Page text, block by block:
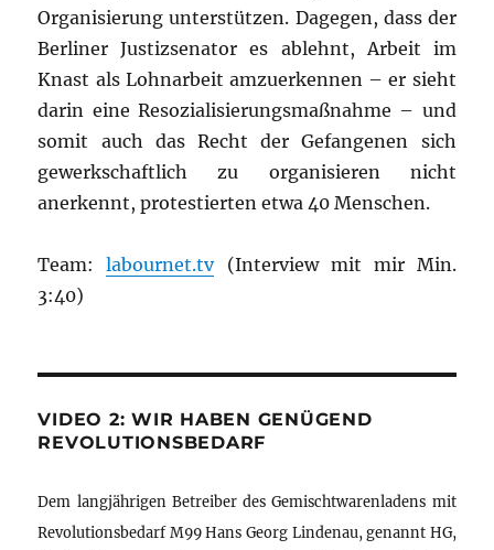
Organisierung unterstützen. Dagegen, dass der
Berliner Justizsenator es ablehnt, Arbeit im
Knast als Lohnarbeit amzuerkennen – er sieht
darin eine Resozialisierungsmaßnahme – und
somit auch das Recht der Gefangenen sich
gewerkschaftlich zu organisieren nicht
anerkennt, protestierten etwa 40 Menschen.
Team:labournet.tv(Interview mit mir Min.
3:40)
VIDEO 2: WIR HABEN GENÜGEND
REVOLUTIONSBEDARF
Dem langjährigen Betreiber des Gemischtwarenladens mit
Revolutionsbedarf M99 Hans Georg Lindenau, genannt HG,